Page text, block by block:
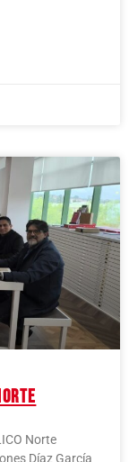
Norte
Díaz García